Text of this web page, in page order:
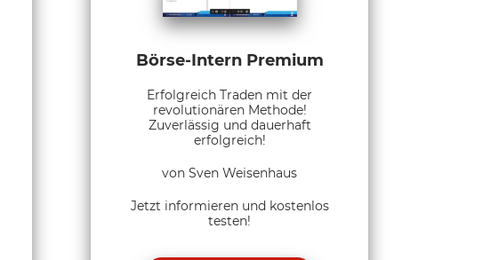
Börse-Intern Premium
Erfolgreich Traden mit der
revolutionären Methode!
Zuverlässig und dauerhaft
erfolgreich!
von Sven Weisenhaus
Jetzt informieren und kostenlos
testen!